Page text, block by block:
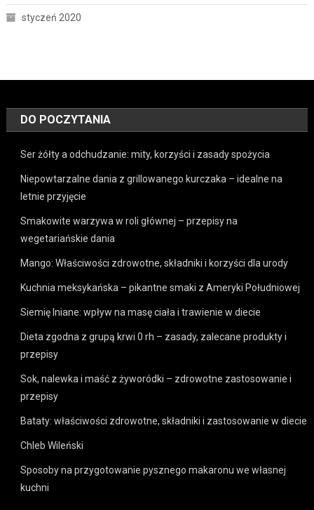
styczeń 2020
DO POCZYTANIA
Ser żółty a odchudzanie: mity, korzyści i zasady spożycia
Niepowtarzalne dania z grillowanego kurczaka – idealne na
letnie przyjęcie
Smakowite warzywa w roli głównej – przepisy na
wegetariańskie dania
Mango: Właściwości zdrowotne, składniki i korzyści dla urody
Kuchnia meksykańska – pikantne smaki z Ameryki Południowej
Siemię lniane: wpływ na masę ciała i trawienie w diecie
Dieta zgodna z grupą krwi 0 rh – zasady, zalecane produkty i
przepisy
Sok, nalewka i maść z żyworódki – zdrowotne zastosowanie i
przepisy
Bataty: właściwości zdrowotne, składniki i zastosowanie w diecie
Chleb Wileński
Sposoby na przygotowanie pysznego makaronu we własnej
kuchni